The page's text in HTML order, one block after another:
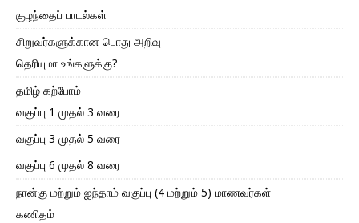
குழந்தைப் பாடல்கள்
சிறுவர்களுக்கான பொது அறிவு
தெரியுமா உங்களுக்கு?
தமிழ் கற்போம்
வகுப்பு 1 முதல் 3 வரை
வகுப்பு 3 முதல் 5 வரை
வகுப்பு 6 முதல் 8 வரை
நான்கு மற்றும் ஐந்தாம் வகுப்பு (4 மற்றும் 5) மாணவர்கள்
கணிதம்